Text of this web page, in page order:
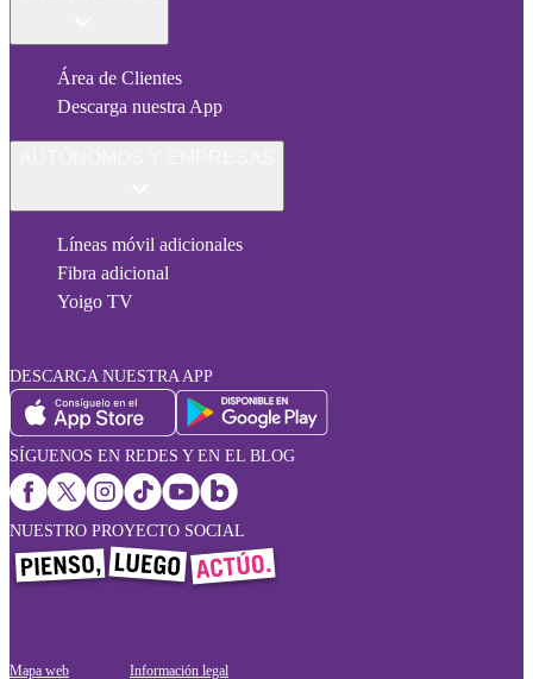
Área de Clientes
Descarga nuestra App
Líneas móvil adicionales
Fibra adicional
Yoigo TV
DESCARGA NUESTRA APP
SÍGUENOS EN REDES Y EN EL BLOG
NUESTRO PROYECTO SOCIAL
Mapa web Información legal